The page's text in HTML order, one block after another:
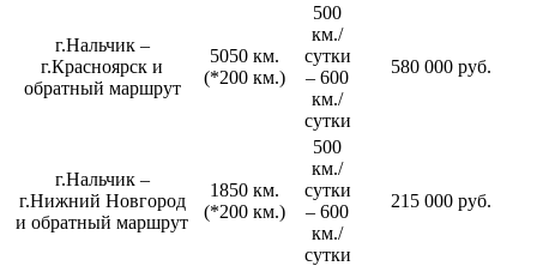
г.Нальчик –
г.Красноярск и
обратный маршрут
5050 км.
(*200 км.)
500
км./
сутки
– 600
км./
сутки
580 000 руб.
г.Нальчик –
г.Нижний Новгород
и обратный маршрут
1850 км.
(*200 км.)
500
км./
сутки
– 600
км./
сутки
215 000 руб.